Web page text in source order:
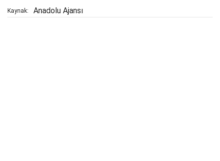
Kaynak: Anadolu Ajansı